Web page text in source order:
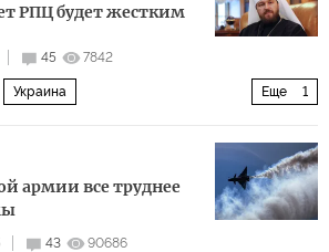
в Солсбери
РПЦ будет жестким
45 7842
Еще 1
Украина
армии все труднее
43 90686